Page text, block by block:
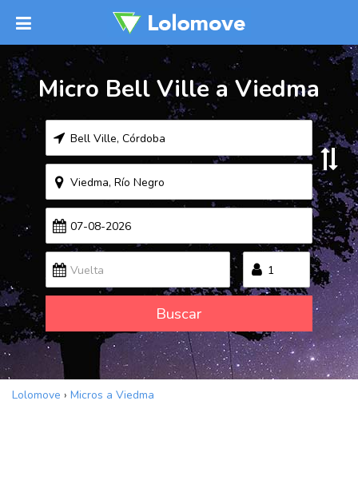
Micro Bell Ville a Viedma
Buscar
Lolomove › Micros a Viedma